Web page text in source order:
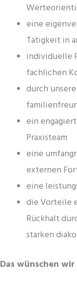
eine
Tätigkeit in
individuelle
fachlichen
durch
ein
Praxisteam
eine
externen
eine
die Vorteile
Rückhalt
starken
Das wünschen